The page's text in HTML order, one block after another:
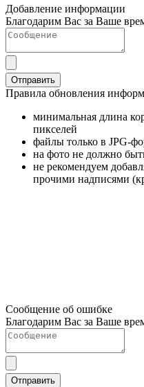
Добавление информации
Благодарим Вас за Ваше
Отправить
Правила обновления
минимальная длина
пикселей
файлы только в JPG-
на фото не должно
не рекомендуем
прочими надписями
Сообщение об ошибке
Благодарим Вас за Ваше
Отправить